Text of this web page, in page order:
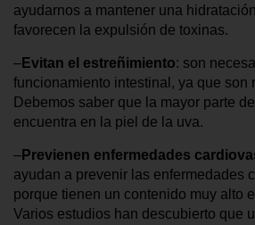
ayudarnos a mantener una
favorecen la expulsión de toxinas.
–Evitan el estreñimiento: son
funcionamiento intestinal, ya que son
Debemos saber que la mayor parte
encuentra en la piel de la uva.
–Previenen enfermedades
ayudan a prevenir las enfermedades
porque tienen un contenido muy alto
Varios estudios han descubierto que